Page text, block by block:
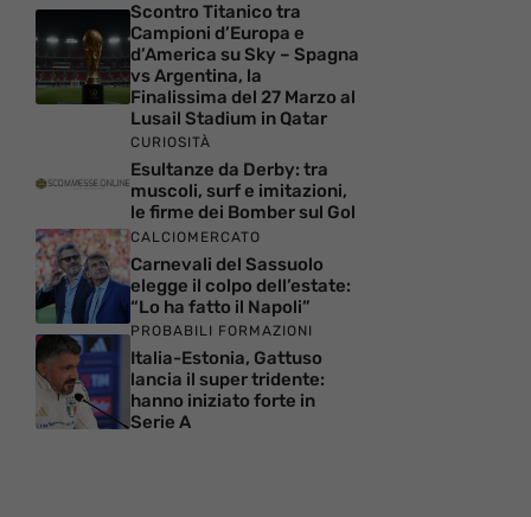
Scontro Titanico tra
Campioni d’Europa e
d’America su Sky – Spagna
vs Argentina, la
Finalissima del 27 Marzo al
Lusail Stadium in Qatar
CURIOSITÀ
Esultanze da Derby: tra
muscoli, surf e imitazioni,
le firme dei Bomber sul Gol
CALCIOMERCATO
Carnevali del Sassuolo
elegge il colpo dell’estate:
“Lo ha fatto il Napoli”
PROBABILI FORMAZIONI
Italia-Estonia, Gattuso
lancia il super tridente:
hanno iniziato forte in
Serie A